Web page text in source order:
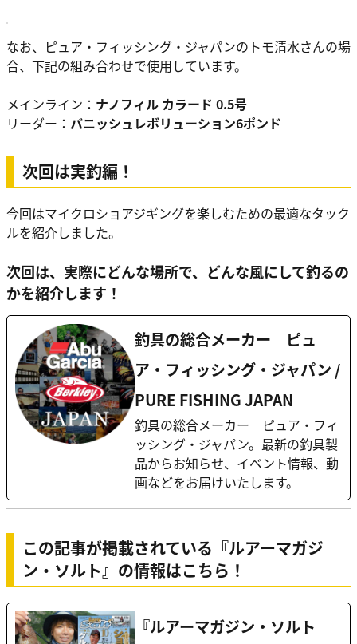
なお、ピュア・フィッシング・ジャパンのトモ清水さんの場
合、下記の組み合わせで使用しています。
メインライン： ナノフィル カラード 0.5号
リーダー： バニッシュレボリューション6ポンド
次回は実釣編！
今回はマイクロショアジギングを楽しむための最適なタック
ルを紹介しました。
次回は、実際にどんな場所で、どんな風にして釣るの
かを紹介します！
釣具の総合メーカー ピュ
ア・フィッシング・ジャパン /
PURE FISHING JAPAN
釣具の総合メーカー ピュア・フィ
ッシング・ジャパン。最新の釣具製
品からお知らせ、イベント情報、動
画などをお届けいたします。
この記事が掲載されている『ルアーマガジ
ン・ソルト』の情報はこちら！
『ルアーマガジン・ソルト